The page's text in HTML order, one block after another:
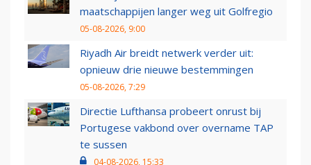
maatschappijen langer weg uit Golfregio
05-08-2026, 9:00
Riyadh Air breidt netwerk verder uit:
opnieuw drie nieuwe bestemmingen
05-08-2026, 7:29
Directie Lufthansa probeert onrust bij
Portugese vakbond over overname TAP
te sussen
04-08-2026, 15:33